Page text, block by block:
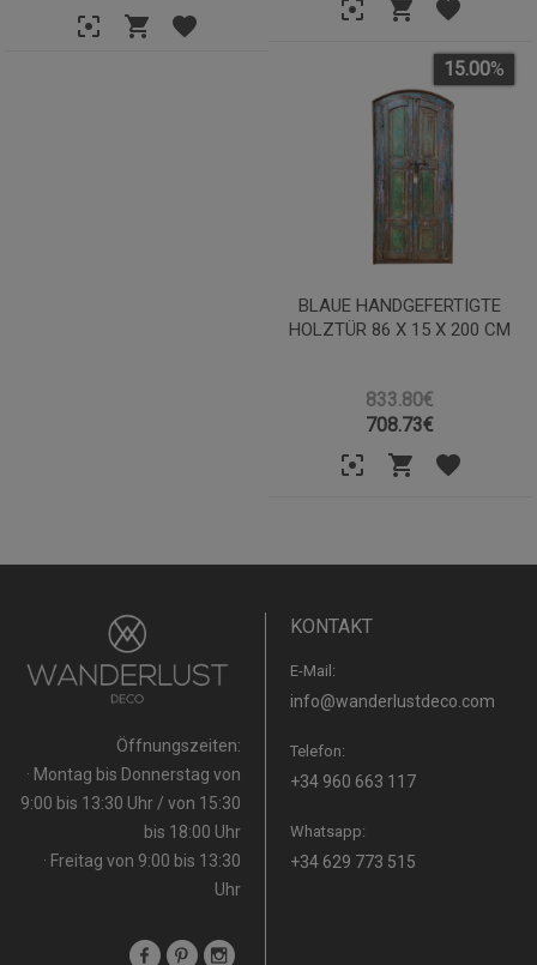
BLAUE HANDGEFERTIGTE
HOLZTÜR 86 X 15 X 200 CM
833.80€
15.00%
708.73€
Öffnungszeiten:
· Montag bis Donnerstag von
9:00 bis 13:30 Uhr / von 15:30
bis 18:00 Uhr
· Freitag von 9:00 bis 13:30
Uhr
KONTAKT
E-Mail:
info@wanderlustdeco.com
Telefon:
+34 960 663 117
Whatsapp:
+34 629 773 515